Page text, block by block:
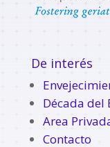
De interés
Década del
Area
Contacto